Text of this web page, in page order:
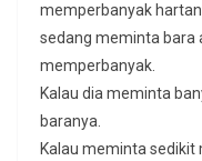
memperbanyak
sedang meminta bara
memperbanyak.
Kalau dia meminta
baranya.
Kalau meminta sedikit